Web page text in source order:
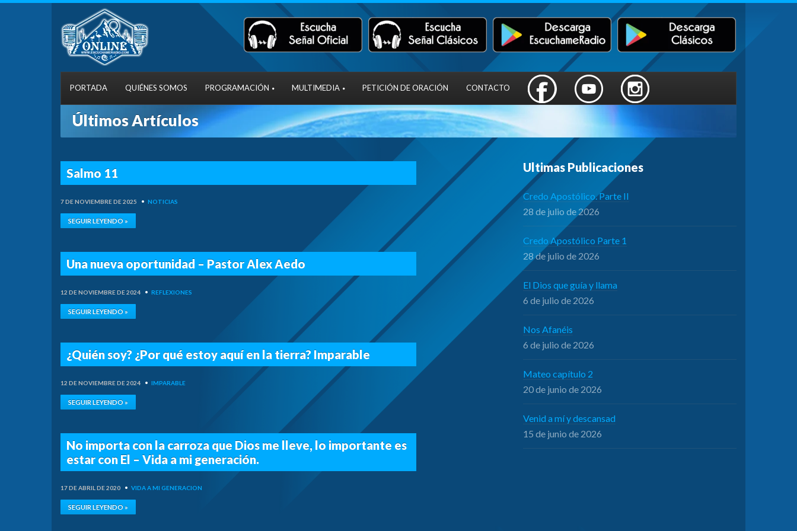
PORTADA QUIÉNES SOMOS PROGRAMACIÓN MULTIMEDIA PETICIÓN DE ORACIÓN CONTACTO
Últimos Artículos
Salmo 11
7 DE NOVIEMBRE DE 2025 • NOTICIAS
SEGUIR LEYENDO »
Una nueva oportunidad – Pastor Alex Aedo
12 DE NOVIEMBRE DE 2024 • REFLEXIONES
SEGUIR LEYENDO »
¿Quién soy? ¿Por qué estoy aquí en la tierra? Imparable
12 DE NOVIEMBRE DE 2024 • IMPARABLE
SEGUIR LEYENDO »
No importa con la carroza que Dios me lleve, lo importante es
estar con El – Vida a mi generación.
17 DE ABRIL DE 2020 • VIDA A MI GENERACION
SEGUIR LEYENDO »
Ultimas Publicaciones
Credo Apostólico. Parte II
28 de julio de 2026
Credo Apostólico Parte 1
28 de julio de 2026
El Dios que guía y llama
6 de julio de 2026
Nos Afanéis
6 de julio de 2026
Mateo capítulo 2
20 de junio de 2026
Venid a mí y descansad
15 de junio de 2026